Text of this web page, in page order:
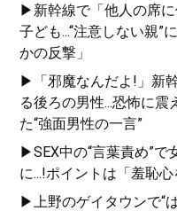
▶新幹線で「他人の席
子ども...“注意しない親”
かの反撃」
▶「邪魔なんだよ!」新
る後ろの男性...恐怖に震
た“強面男性の一言”
▶SEX中の“言葉責め”で
に...!ポイントは「羞恥心
▶上野のゲイタウンで“